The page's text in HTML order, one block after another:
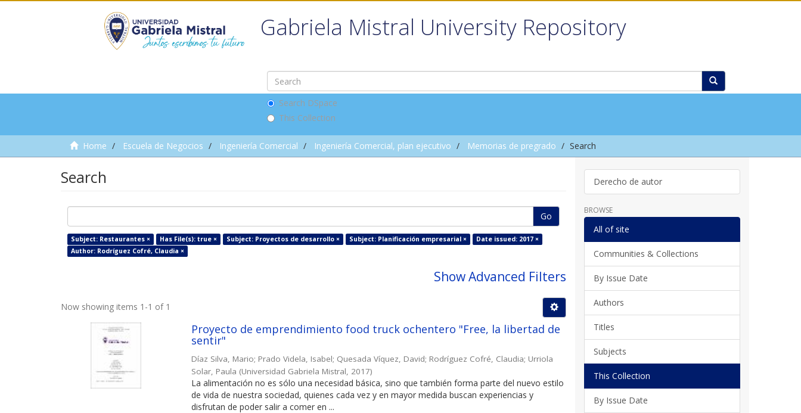
Gabriela Mistral University Repository
Search DSpace
This Collection
Home Escuela de Negocios Ingeniería Comercial Ingeniería Comercial, plan ejecutivo Memorias de pregrado Search
Search
Go
Subject: Restaurantes × Has File(s): true × Subject: Proyectos de desarrollo × Subject: Planificación empresarial ×
Date issued: 2017 ×
Author: Rodríguez Cofré, Claudia ×
Show Advanced Filters
Now showing items 1-1 of 1
Proyecto de emprendimiento food truck ochentero "Free, la libertad de
sentir"
Díaz Silva, Mario; Prado Videla, Isabel; Quesada Víquez, David; Rodríguez Cofré, Claudia; Urriola
Solar, Paula (Universidad Gabriela Mistral 2017)
La alimentación no es sólo una necesidad básica, sino que también forma parte del nuevo estilo
de vida de nuestra sociedad, quienes cada vez y en mayor medida buscan experiencias y
disfrutan de poder salir a comer en ...
Derecho de autor
BROWSE
All of site
Communities & Collections
By Issue Date
Authors
Titles
Subjects
This Collection
By Issue Date